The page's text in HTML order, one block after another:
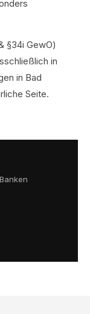
§34i GewO)
in
in Bad
Seite.